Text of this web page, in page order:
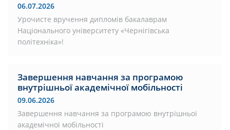
06.07.2026
Урочисте вручення дипломів бакалаврам
Національного університету «Чернігівська
політехніка»!
Завершення навчання за програмою
внутрішньої академічної мобільності
09.06.2026
Завершення навчання за програмою внутрішньої
академічної мобільності